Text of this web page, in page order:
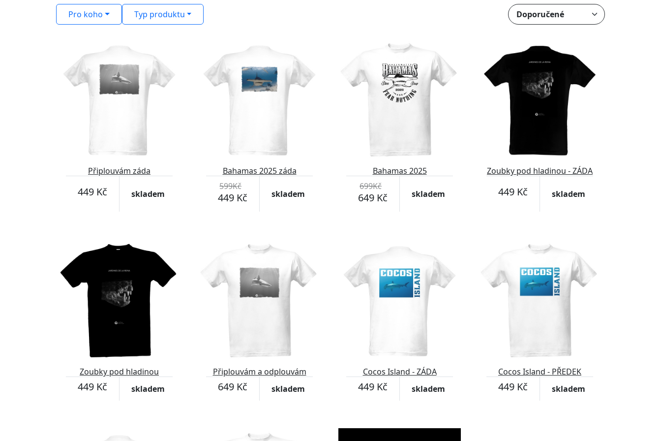
Pro koho Typ produktu
Připlouvám záda
449 Kč skladem
Bahamas 2025 záda
599Kč
449 Kč skladem
Bahamas 2025
699Kč
649 Kč skladem
Zoubky pod hladinou - ZÁDA
449 Kč skladem
Zoubky pod hladinou
449 Kč skladem
Připlouvám a odplouvám
649 Kč skladem
Cocos Island - ZÁDA
449 Kč skladem
Cocos Island - PŘEDEK
449 Kč skladem